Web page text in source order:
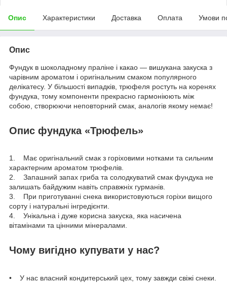
Опис Характеристики Доставка Оплата Умови
Опис
Фундук в шоколадному праліне і какао — вишукана закуска з
чарівним ароматом і оригінальним смаком популярного
делікатесу. У більшості випадків, трюфеля ростуть на коренях
фундука, тому компоненти прекрасно гармоніюють між
собою, створюючи неповторний смак, аналогів якому немає!
Опис фундука «Трюфель»
1. Має оригінальний смак з горіховими нотками та сильним
характерним ароматом трюфелів.
2. Запашний запах гриба та солодкуватий смак фундука не
залишать байдужим навіть справжніх гурманів.
3. При приготуванні снека використовуються горіхи вищого
сорту і натуральні інгредієнти.
4. Унікальна і дуже корисна закуска, яка насичена
вітамінами та цінними мінералами.
Чому вигідно купувати у нас?
• У нас власний кондитерський цех, тому завжди свіжі снеки.